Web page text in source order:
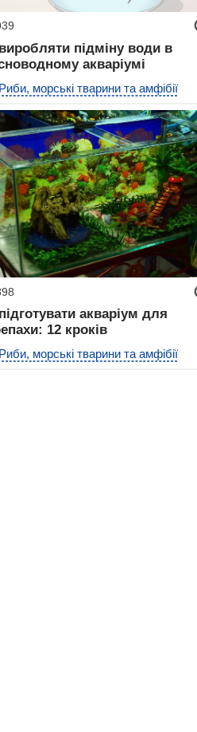
підміну води в
акваріумі
Риби, морські тварини та амфібії
акваріум для
12 кроків
Риби, морські тварини та амфібії